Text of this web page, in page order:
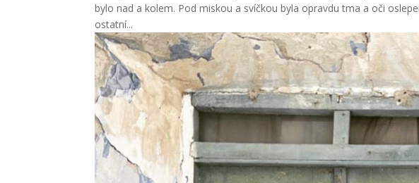
bylo nad a kolem. Pod miskou a svíčkou byla opravdu tma a oči
ostatní...